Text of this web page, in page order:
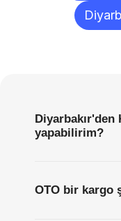
Diyarbakır'den
yapabilirim?
OTO bir kargo